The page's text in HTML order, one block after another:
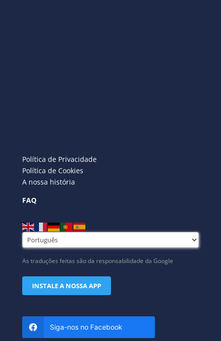
Política de Privacidade
Política de Cookies
A nossa história
FAQ
As traduções feitas são da responsabilidade da Google
INSTALE A NOSSA APP
Siga-nos no Facebook